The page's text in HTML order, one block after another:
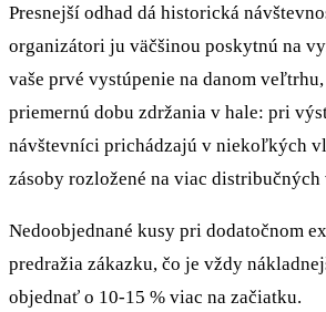
Presnejší odhad dá historická
organizátori ju väčšinou poskytnú na
vaše prvé vystúpenie na danom
priemernú dobu zdržania v hale: pri
návštevníci prichádzajú v niekoľkých
zásoby rozložené na viac distribučných
Nedoobjednané kusy pri dodatočnom
predražia zákazku, čo je vždy
objednať o 10-15 % viac na začiatku.